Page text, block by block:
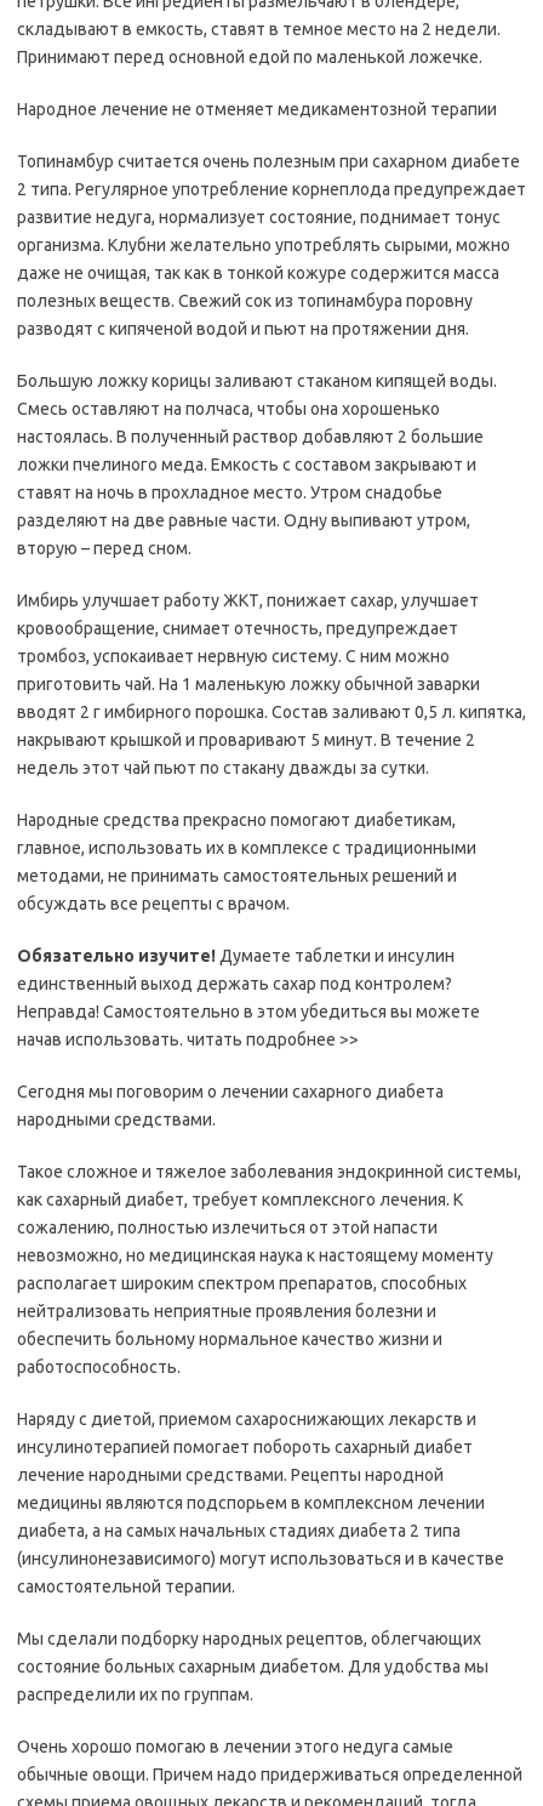
складывают в емкость, ставят в темное место на 2 недели.
Принимают перед основной едой по маленькой ложечке.
Народное лечение не отменяет медикаментозной терапии
Топинамбур считается очень полезным при сахарном диабете
2 типа. Регулярное употребление корнеплода предупреждает
развитие недуга, нормализует состояние, поднимает тонус
организма. Клубни желательно употреблять сырыми, можно
даже не очищая, так как в тонкой кожуре содержится масса
полезных веществ. Свежий сок из топинамбура поровну
разводят с кипяченой водой и пьют на протяжении дня.
Большую ложку корицы заливают стаканом кипящей воды.
Смесь оставляют на полчаса, чтобы она хорошенько
настоялась. В полученный раствор добавляют 2 большие
ложки пчелиного меда. Емкость с составом закрывают и
ставят на ночь в прохладное место. Утром снадобье
разделяют на две равные части. Одну выпивают утром,
вторую – перед сном.
Имбирь улучшает работу ЖКТ, понижает сахар, улучшает
кровообращение, снимает отечность, предупреждает
тромбоз, успокаивает нервную систему. С ним можно
приготовить чай. На 1 маленькую ложку обычной заварки
вводят 2 г имбирного порошка. Состав заливают 0,5 л. кипятка,
накрывают крышкой и проваривают 5 минут. В течение 2
недель этот чай пьют по стакану дважды за сутки.
Народные средства прекрасно помогают диабетикам,
главное, использовать их в комплексе с традиционными
методами, не принимать самостоятельных решений и
обсуждать все рецепты с врачом.
Обязательно изучите! Думаете таблетки и инсулин
единственный выход держать сахар под контролем?
Неправда! Самостоятельно в этом убедиться вы можете
начав использовать. читать подробнее >>
Сегодня мы поговорим о лечении сахарного диабета
народными средствами.
Такое сложное и тяжелое заболевания эндокринной системы,
как сахарный диабет, требует комплексного лечения. К
сожалению, полностью излечиться от этой напасти
невозможно, но медицинская наука к настоящему моменту
располагает широким спектром препаратов, способных
нейтрализовать неприятные проявления болезни и
обеспечить больному нормальное качество жизни и
работоспособность.
Наряду с диетой, приемом сахароснижающих лекарств и
инсулинотерапией помогает побороть сахарный диабет
лечение народными средствами. Рецепты народной
медицины являются подспорьем в комплексном лечении
диабета, а на самых начальных стадиях диабета 2 типа
(инсулинонезависимого) могут использоваться и в качестве
самостоятельной терапии.
Мы сделали подборку народных рецептов, облегчающих
состояние больных сахарным диабетом. Для удобства мы
распределили их по группам.
Очень хорошо помогаю в лечении этого недуга самые
обычные овощи. Причем надо придерживаться определенной